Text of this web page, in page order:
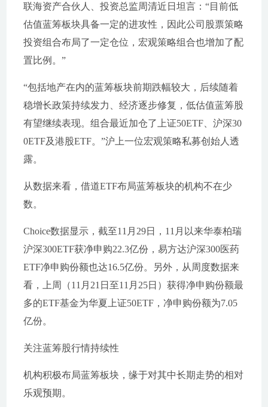
联海资产合伙人、投资总监周清近日坦言：“目前低
估值蓝筹板块具备一定的进攻性，因此公司股票策略
投资组合布局了一定仓位，宏观策略组合也增加了配
置比例。”
“包括地产在内的蓝筹板块前期跌幅较大，后续随着
稳增长政策持续发力、经济逐步修复，低估值蓝筹股
有望继续表现。组合最近加仓了上证50ETF、沪深30
0ETF及港股ETF。”沪上一位宏观策略私募创始人透
露。
从数据来看，借道ETF布局蓝筹板块的机构不在少
数。
Choice数据显示，截至11月29日，11月以来华泰柏瑞
沪深300ETF获净申购22.3亿份，易方达沪深300医药
ETF净申购份额也达16.5亿份。另外，从周度数据来
看，上周（11月21日至11月25日）获得净申购份额最
多的ETF基金为华夏上证50ETF，净申购份额为7.05
亿份。
关注蓝筹股行情持续性
机构积极布局蓝筹板块，缘于对其中长期走势的相对
乐观预期。